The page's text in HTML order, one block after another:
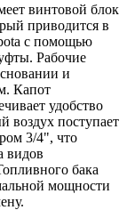
винтовой блок
приводится в
с помощью
Рабочие
и
Капот
удобство
воздух поступает
3/4", что
видов
бака
мощности